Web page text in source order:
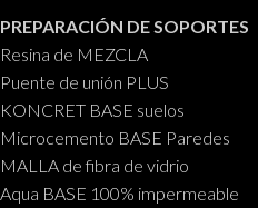
PREPARACIÓN DE SOPORTES
Resina de MEZCLA
Puente de unión PLUS
KONCRET BASE suelos
Microcemento BASE Paredes
MALLA de fibra de vidrio
Aqua BASE 100% impermeable